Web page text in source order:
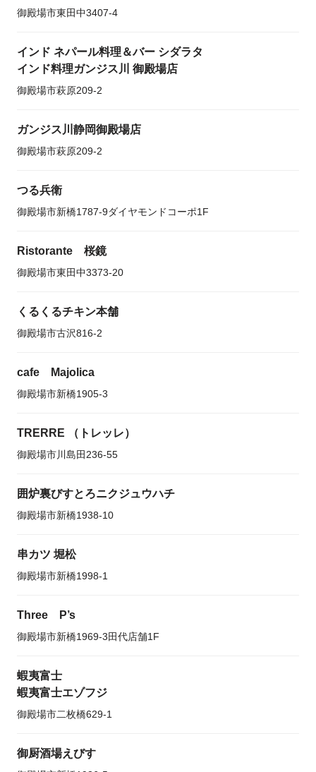
御殿場市東田中3407-4
インド ネパール料理＆バー シダラタ
インド料理ガンジス川 御殿場店
御殿場市萩原209-2
ガンジス川静岡御殿場店
御殿場市萩原209-2
つる兵衛
御殿場市新橋1787-9ダイヤモンドコーポ1F
Ristorante 桜鏡
御殿場市東田中3373-20
くるくるチキン本舗
御殿場市古沢816-2
cafe Majolica
御殿場市新橋1905-3
TRERRE （トレッレ）
御殿場市川島田236-55
囲炉裏びすとろニクジュウハチ
御殿場市新橋1938-10
串カツ 堀松
御殿場市新橋1998-1
Three P’s
御殿場市新橋1969-3田代店舗1F
蝦夷富士
蝦夷富士エゾフジ
御殿場市二枚橋629-1
御厨酒場えびす